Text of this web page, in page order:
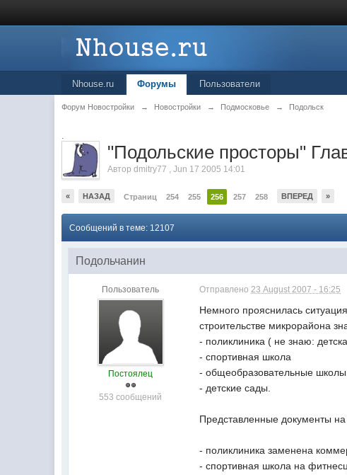
Nhouse.ru Форумы Пользователи
Форум Новостройки → Новостройки → Подмосковье → Подольск
.
"Подольские просторы"
Авторdmitry77 ,Jun 17 2005 14:01
« НАЗАД Страниц 254 255 256 257 258 ВПЕРЕД »
Сообщений в теме: 12107
Подольчанин
Пользователь
Постоялец
553 сообщений
Отправлено23 August 2007 - 16:25
Немного прояснилась
строительстве микрорайона
- поликлиника ( не знаю:
- спортивная школа
- общеобразовательные школы,
- детские сады.
Представленные документы
- поликлиника заменена
- спортивная школа на